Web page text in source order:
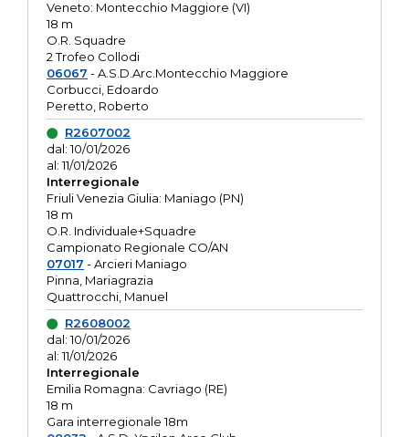
Veneto: Montecchio Maggiore (VI)
18 m
O.R. Squadre
2 Trofeo Collodi
06067 - A.S.D.Arc.Montecchio Maggiore
Corbucci, Edoardo
Peretto, Roberto
R2607002
dal: 10/01/2026
al: 11/01/2026
Interregionale
Friuli Venezia Giulia: Maniago (PN)
18 m
O.R. Individuale+Squadre
Campionato Regionale CO/AN
07017 - Arcieri Maniago
Pinna, Mariagrazia
Quattrocchi, Manuel
R2608002
dal: 10/01/2026
al: 11/01/2026
Interregionale
Emilia Romagna: Cavriago (RE)
18 m
Gara interregionale 18m